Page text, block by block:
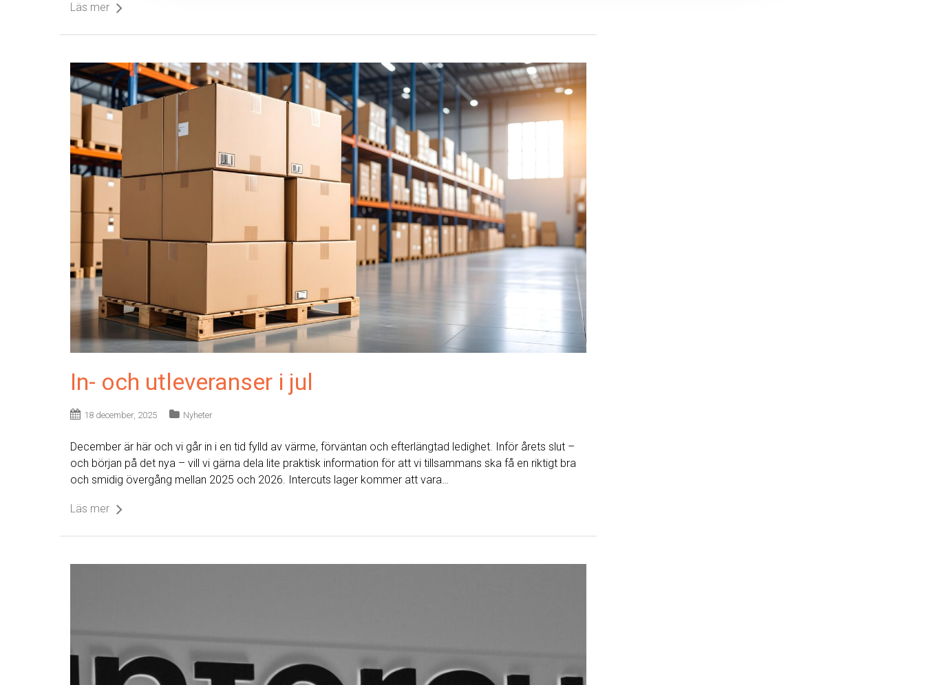
Läs mer
In- och utleveranser i jul
18 december, 2025 Nyheter
December är här och vi går in i en tid fylld av värme, förväntan och efterlängtad ledighet. Inför årets slut –
och början på det nya – vill vi gärna dela lite praktisk information för att vi tillsammans ska få en riktigt bra
och smidig övergång mellan 2025 och 2026. Intercuts lager kommer att vara…
Läs mer